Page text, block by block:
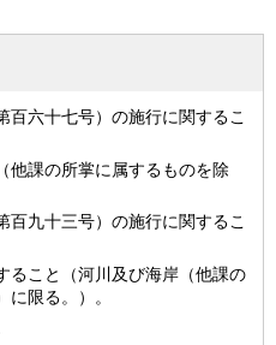
百六十七号）の施行に関するこ
他課の所掌に属するものを除
百九十三号）の施行に関するこ
ること（河川及び海岸（他課の
限る。）。